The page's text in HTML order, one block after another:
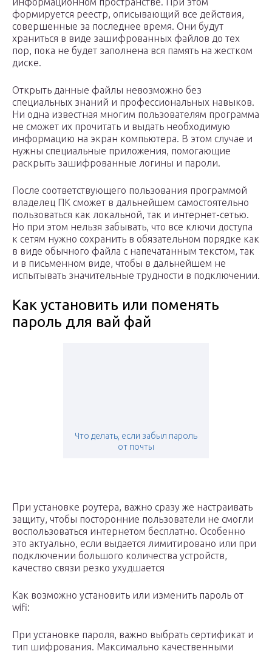
формируется реестр, описывающий все действия,
совершенные за последнее время. Они будут
храниться в виде зашифрованных файлов до тех
пор, пока не будет заполнена вся память на жестком
диске.
Открыть данные файлы невозможно без
специальных знаний и профессиональных навыков.
Ни одна известная многим пользователям программа
не сможет их прочитать и выдать необходимую
информацию на экран компьютера. В этом случае и
нужны специальные приложения, помогающие
раскрыть зашифрованные логины и пароли.
После соответствующего пользования программой
владелец ПК сможет в дальнейшем самостоятельно
пользоваться как локальной, так и интернет-сетью.
Но при этом нельзя забывать, что все ключи доступа
к сетям нужно сохранить в обязательном порядке как
в виде обычного файла с напечатанным текстом, так
и в письменном виде, чтобы в дальнейшем не
испытывать значительные трудности в подключении.
Как установить или поменять
пароль для вай фай
Что делать, если забыл пароль
от почты
При установке роутера, важно сразу же настраивать
защиту, чтобы посторонние пользователи не смогли
воспользоваться интернетом бесплатно. Особенно
это актуально, если выдается лимитировано или при
подключении большого количества устройств,
качество связи резко ухудшается
Как возможно установить или изменить пароль от
wifi:
При установке пароля, важно выбрать сертификат и
тип шифрования. Максимально качественными